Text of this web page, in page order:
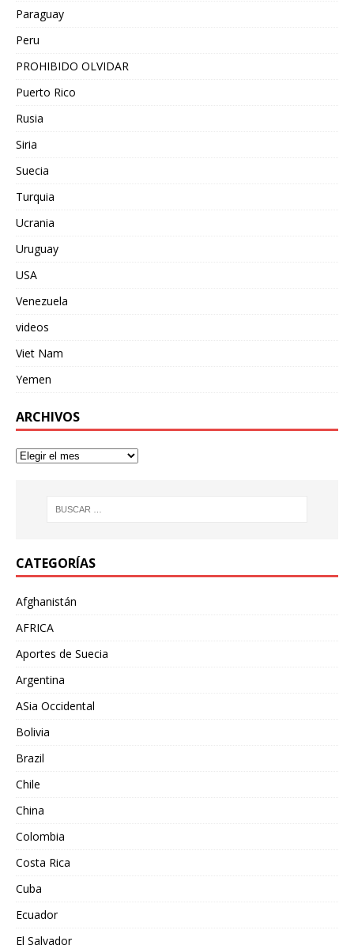
Paraguay
Peru
PROHIBIDO OLVIDAR
Puerto Rico
Rusia
Siria
Suecia
Turquia
Ucrania
Uruguay
USA
Venezuela
videos
Viet Nam
Yemen
ARCHIVOS
CATEGORÍAS
Afghanistán
AFRICA
Aportes de Suecia
Argentina
ASia Occidental
Bolivia
Brazil
Chile
China
Colombia
Costa Rica
Cuba
Ecuador
El Salvador